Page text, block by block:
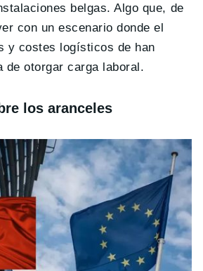
belgas. Algo que, de
con un escenario donde el
y costes logísticos de han
de otorgar carga laboral.
los aranceles